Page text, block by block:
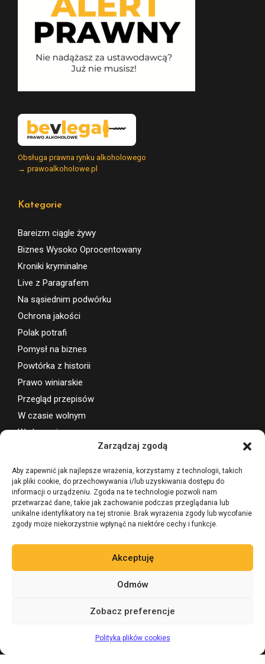
Zarządzaj zgodą
Aby zapewnić jak najlepsze wrażenia, korzystamy z technologii, takich
jak pliki cookie, do przechowywania i/lub uzyskiwania dostępu do
informacji o urządzeniu. Zgoda na te technologie pozwoli nam
przetwarzać dane, takie jak zachowanie podczas przeglądania lub
unikalne identyfikatory na tej stronie. Brak wyrażenia zgody lub wycofanie
zgody może niekorzystnie wpłynąć na niektóre cechy i funkcje.
Akceptuję
Odmów
Zobacz preferencje
Polityka plików cookies
Obsługa prawna rynku alkoholowego
→ prawoalkoholowe.pl
Kategorie
Bareizm ciągle żywy
Biznes Wysoko Oprocentowany
Kroniki kryminalne
Live z Paragrafem
Na sąsiednim podwórku
Ochrona jakości
Polak potrafi
Pomysł na biznes
Powtórka z historii
Prawo winiarskie
Przegląd przepisów
W czasie wolnym
Wydarzenia
Wsparcie projektu
©